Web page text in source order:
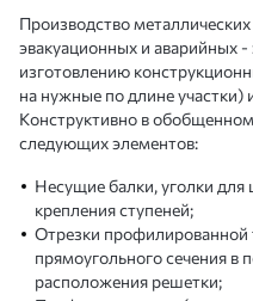
Производство
эвакуационных и аварийных -
изготовлению
на нужные по длине участки)
Конструктивно в
следующих элементов:
Несущие балки, уголки для
крепления ступеней;
Отрезки профилированной
прямоугольного сечения в
расположения решетки;